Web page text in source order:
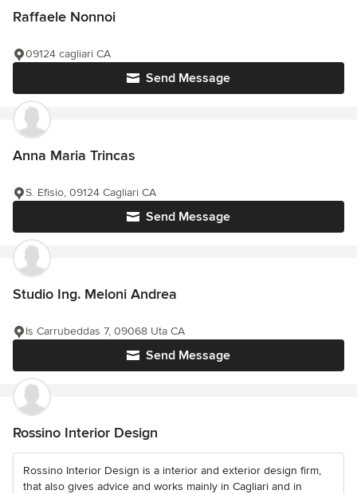
Raffaele Nonnoi
Send Message
09124 cagliari CA
Anna Maria Trincas
Send Message
S. Efisio, 09124 Cagliari CA
Studio Ing. Meloni Andrea
Send Message
Is Carrubeddas 7, 09068 Uta CA
Rossino Interior Design
Rossino Interior Design is a interior and exterior design firm,
that also gives advice and works mainly in Cagliari and in